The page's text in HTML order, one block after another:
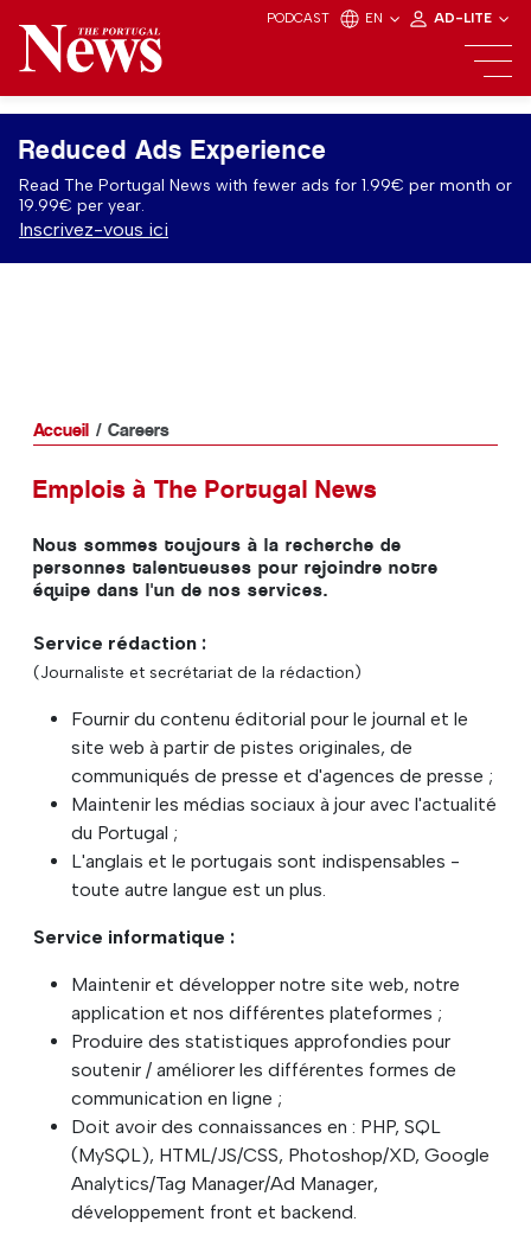
PODCAST EN AD-LITE
Reduced Ads Experience
Read The Portugal News with fewer ads for 1.99€ per month or
19.99€ per year.
Inscrivez-vous ici
Accueil Careers
Emplois à The Portugal News
Nous sommes toujours à la recherche de
personnes talentueuses pour rejoindre notre
équipe dans l'un de nos services.
Service rédaction :
(Journaliste et secrétariat de la rédaction)
Fournir du contenu éditorial pour le journal et le
site web à partir de pistes originales, de
communiqués de presse et d'agences de presse ;
Maintenir les médias sociaux à jour avec l'actualité
du Portugal ;
L'anglais et le portugais sont indispensables -
toute autre langue est un plus.
Service informatique :
Maintenir et développer notre site web, notre
application et nos différentes plateformes ;
Produire des statistiques approfondies pour
soutenir / améliorer les différentes formes de
communication en ligne ;
Doit avoir des connaissances en : PHP, SQL
(MySQL), HTML/JS/CSS, Photoshop/XD, Google
Analytics/Tag Manager/Ad Manager,
développement front et backend.